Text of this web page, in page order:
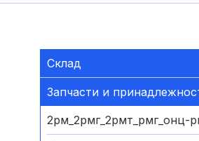
Склад
Запчасти и
2рм_2рмг_2рмт_рмг_онц-